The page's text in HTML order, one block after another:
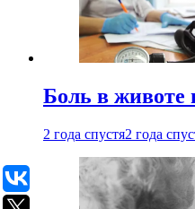
Боль в животе
2 года спустя2 года